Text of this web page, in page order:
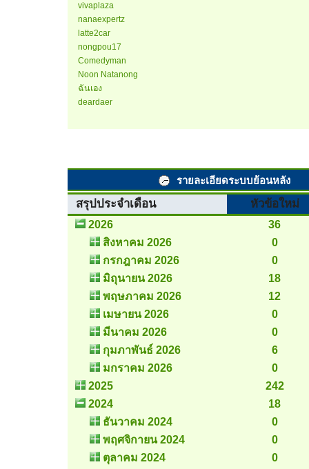
vivaplaza
nanaexpertz
latte2car
nongpou17
Comedyman
Noon Natanong
ฉันเอง
deardaer
รายละเอียดระบบย้อนหลัง
สรุปประจำเดือน หัวข้อใหม่
2026
36
สิงหาคม 2026
0
กรกฎาคม 2026
0
มิถุนายน 2026
18
พฤษภาคม 2026
12
เมษายน 2026
0
มีนาคม 2026
0
กุมภาพันธ์ 2026
6
มกราคม 2026
0
2025
242
2024
18
ธันวาคม 2024
0
พฤศจิกายน 2024
0
ตุลาคม 2024
0